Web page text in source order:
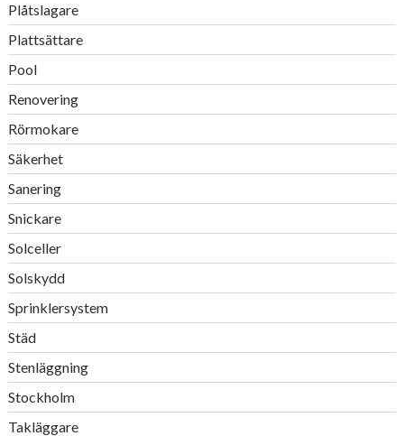
Plåtslagare
Plattsättare
Pool
Renovering
Rörmokare
Säkerhet
Sanering
Snickare
Solceller
Solskydd
Sprinklersystem
Städ
Stenläggning
Stockholm
Takläggare